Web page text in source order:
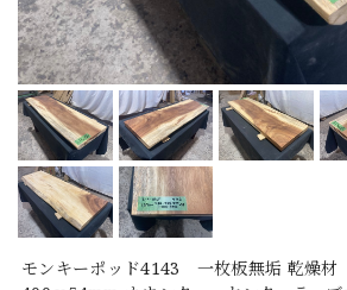
モンキーポッド4143 一枚板無垢 乾燥